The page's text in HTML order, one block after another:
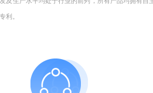
利。